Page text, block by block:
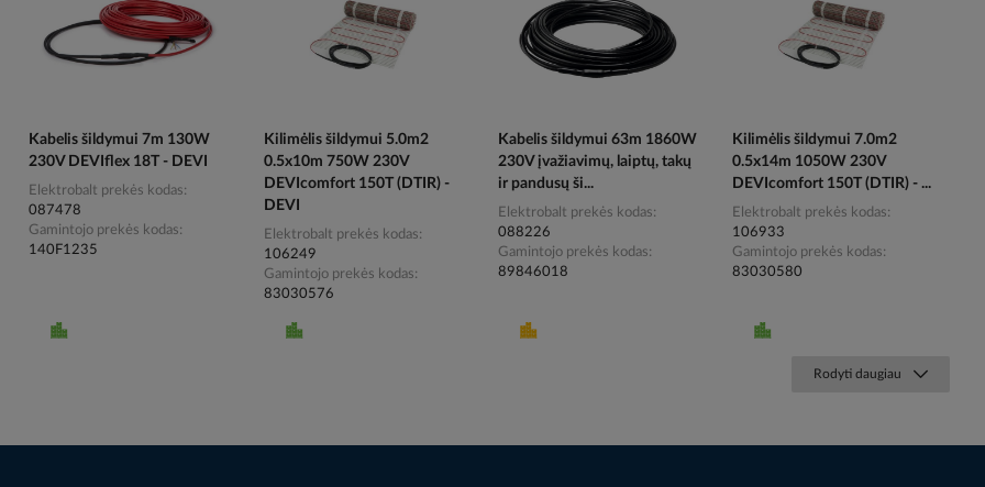
Kabelis šildymui 7m 130W
230V DEVIflex 18T - DEVI
Elektrobalt prekės kodas
087478
Gamintojo prekės kodas
140F1235
Kilimėlis šildymui 5.0m2
0.5x10m 750W 230V
DEVIcomfort 150T (DTIR) -
DEVI
Elektrobalt prekės kodas
106249
Gamintojo prekės kodas
83030576
Kabelis šildymui 63m 1860W
230V įvažiavimų, laiptų, takų
ir pandusų ši...
Elektrobalt prekės kodas
088226
Gamintojo prekės kodas
89846018
Kilimėlis šildymui 7.0m2
0.5x14m 1050W 230V
DEVIcomfort 150T (DTIR) - ...
Elektrobalt prekės kodas
106933
Gamintojo prekės kodas
83030580
Rodyti daugiau